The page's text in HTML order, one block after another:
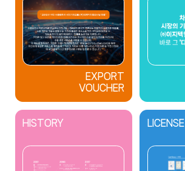
EXPORT
VOUCHER
HISTORY LICENSE